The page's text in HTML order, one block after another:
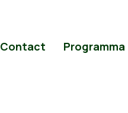
Contact Programma